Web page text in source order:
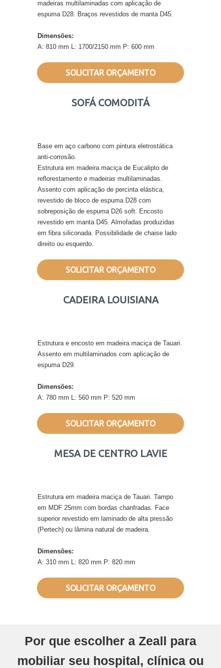
madeiras multilaminadas com aplicação de
espuma D28. Braços revestidos de manta D45.
Dimensões:
A: 810 mm L: 1700/2150 mm P: 600 mm
SOLICITAR ORÇAMENTO
SOFÁ COMODITÁ
Base em aço carbono com pintura eletrostática
anti-corrosão.
Estrutura em madeira maciça de Eucalipto de
reflorestamento e madeiras multilaminadas.
Assento com aplicação de percinta elástica,
revestido de bloco de espuma D28 com
sobreposição de espuma D26 soft. Encosto
revestido em manta D45. Almofadas produzidas
em fibra siliconada. Possibilidade de chaise lado
direito ou esquerdo.
SOLICITAR ORÇAMENTO
CADEIRA LOUISIANA
Estrutura e encosto em madeira maciça de Tauari.
Assento em multilaminados com aplicação de
espuma D29.
Dimensões:
A: 780 mm L: 560 mm P: 520 mm
SOLICITAR ORÇAMENTO
MESA DE CENTRO LAVIE
Estrutura em madeira maciça de Tauari. Tampo
em MDF 25mm com bordas chanfradas. Face
superior revestido em laminado de alta pressão
(Pertech) ou lâmina natural de madeira.
Dimensões:
A: 310 mm L: 820 mm P: 820 mm
SOLICITAR ORÇAMENTO
Por que escolher a Zeall para
mobiliar seu hospital, clínica ou